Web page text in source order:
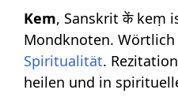
Kem, Sanskrit कें keṃ
Mondknoten.
Spiritualität.
heilen und in